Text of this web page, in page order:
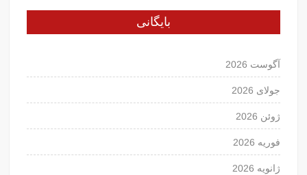
بایگانی
آگوست 2026
جولای 2026
ژوئن 2026
فوریه 2026
ژانویه 2026